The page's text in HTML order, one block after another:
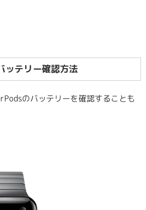
テリー確認方法
のバッテリーを確認することも